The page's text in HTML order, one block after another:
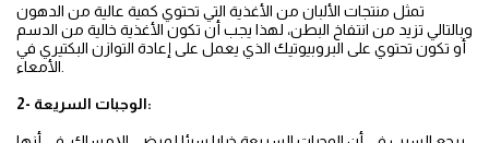
تمثل منتجات الألبان من الأغذية التي تحتوي كمية عالية من الدهون
وبالتالي تزيد من انتفاخ البطن، لهذا يجب أن تكون الأغذية خالية من الدسم
أو تكون تحتوي على البروبيوتيك الذي يعمل على إعادة التوازن البكتيري في
2- الوجبات السريعة: